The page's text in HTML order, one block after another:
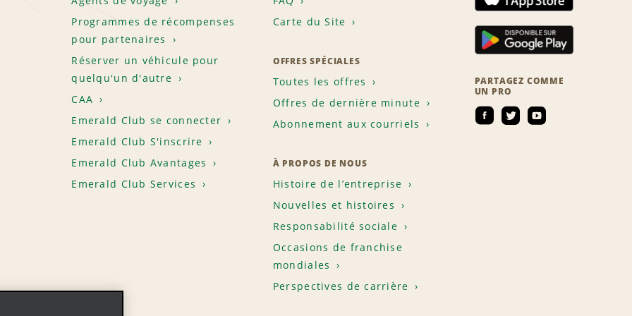
Programmes de récompenses
pour partenaires
Réserver un véhicule pour
quelqu'un d'autre
CAA
Emerald Club se connecter
Emerald Club S'inscrire
Emerald Club Avantages
Emerald Club Services
Carte du Site
OFFRES SPÉCIALES
Toutes les offres
Offres de dernière minute
Abonnement aux courriels
À PROPOS DE NOUS
Histoire de l’entreprise
Nouvelles et histoires
Responsabilité sociale
Occasions de franchise
mondiales
Perspectives de carrière
PARTAGEZ COMME
UN PRO